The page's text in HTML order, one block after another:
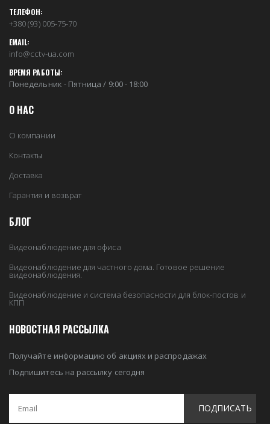
ТЕЛЕФОН:
+380 (93) 005-75-70
EMAIL:
info@cctv-ua.com
ВРЕМЯ РАБОТЫ:
Понедельник - Пятница / 9:00 - 18:00
О НАС
О компании
Контакты
Доставка
Гарантия и возврат
БЛОГ
Видеонаблюдение для офиса
Видеонаблюдение для частного дома. Готовое решение
видеонаблюдения.
Видеонаблюдение и система безопасности для блок-постов и
КПП
НОВОСТНАЯ РАССЫЛКА
Получайте информацию об акциях и распродажах
Подпишитесь на рассылку сегодня
ПОДПИСАТЬ